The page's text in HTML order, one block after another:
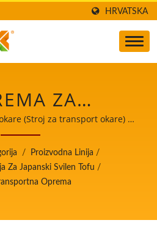
HRVATSKA
ZA
OKARE JE
MAŠINA U
TOFU. /
(Stroj za transport okare) /
za proizvodnju tofua i
prioritetom na sigurnosti
hrane.
/ Proizvodna Linija /
Za Japanski Svilen Tofu /
Oprema